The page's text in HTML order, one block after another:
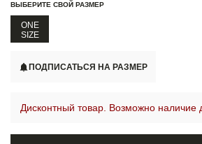
ВЫБЕРИТЕ СВОЙ РАЗМЕР
ONE
SIZE
ПОДПИСАТЬСЯ НА РАЗМЕР
Дисконтный товар. Возможно наличие